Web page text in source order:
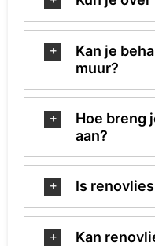
Kan je
muur?
Hoe breng
aan?
Is
Kan